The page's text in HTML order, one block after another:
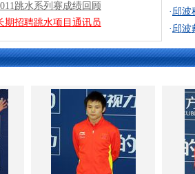
跳水系列赛成绩回顾
期招聘跳水项目通讯员
·邱波
·邱波
彩